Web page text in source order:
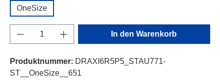
OneSize
Produkt Anzahl: Gib den gewünschten
In den Warenkorb
Produktnummer: DRAXI6R5P5_STAU771-
ST__OneSize__651